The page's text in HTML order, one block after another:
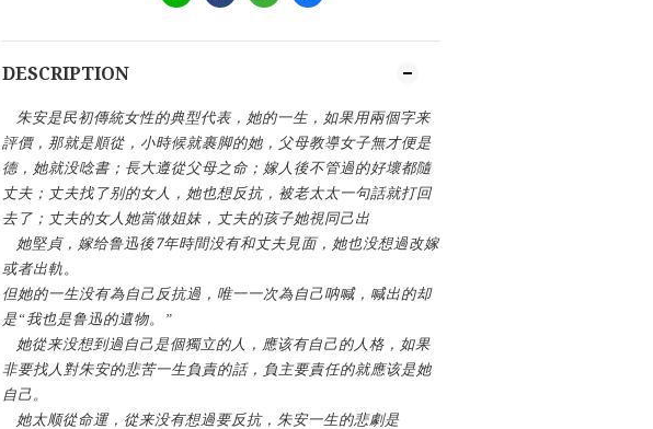
DESCRIPTION
朱安是民初傳統女性的典型代表，她的一生，如果用兩個字来
評價，那就是順從，小時候就裹脚的她，父母教導女子無才便是
德，她就没唸書；長大遵從父母之命；嫁人後不管過的好壞都隨
丈夫；丈夫找了别的女人，她也想反抗，被老太太一句話就打回
去了；丈夫的女人她當做姐妹，丈夫的孩子她視同己出
她堅貞，嫁给鲁迅後7年時間没有和丈夫見面，她也没想過改嫁
或者出軌。
但她的一生没有為自己反抗過，唯一一次為自己呐喊，喊出的却
是“我也是鲁迅的遺物。”
她從来没想到過自己是個獨立的人，應该有自己的人格，如果
非要找人對朱安的悲苦一生負責的話，負主要責任的就應该是她
自己。
她太顺從命運，從来没有想過要反抗，朱安一生的悲劇是